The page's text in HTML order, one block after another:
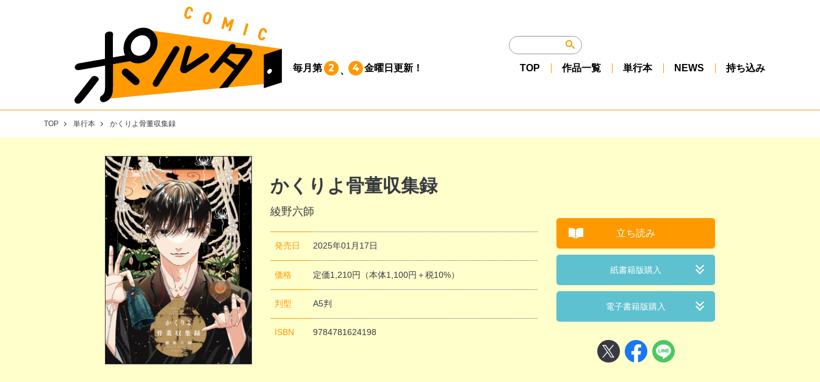
毎月第 2 、 4 金曜日 更新！ TOP 作品一覧 単行本 NEWS 持ち込み
TOP
NEWS
TOP 単行本 かくりよ骨董収集録
かくりよ骨董収集録
綾野六師
発売日 2025年01月17日
価格 定価1,210円（本体1,100円＋税10%）
判型 A5判
ISBN 9784781624198
立ち読み
紙書籍版購入
電子書籍版購入